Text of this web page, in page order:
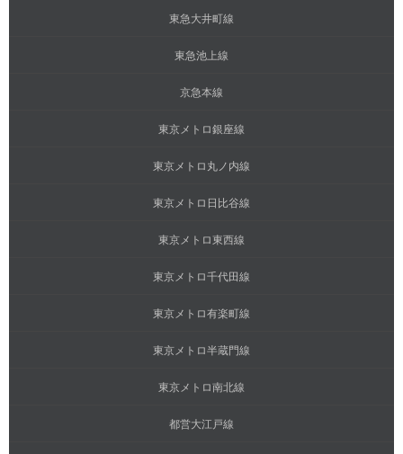
東急大井町線
東急池上線
京急本線
東京メトロ銀座線
東京メトロ丸ノ内線
東京メトロ日比谷線
東京メトロ東西線
東京メトロ千代田線
東京メトロ有楽町線
東京メトロ半蔵門線
東京メトロ南北線
都営大江戸線